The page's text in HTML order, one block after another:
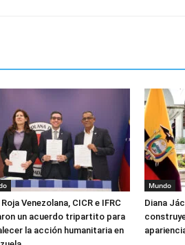
Venezolana, CICR e IFRC
un acuerdo tripartito para
la acción humanitaria en
Mundo
Diana